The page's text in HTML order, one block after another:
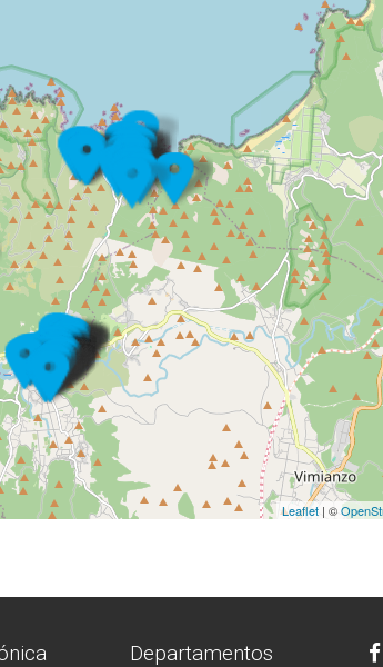
Leaflet | ©
Departamentos